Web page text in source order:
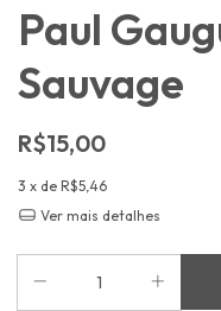
Paul
Sauvage
R$15,00
3 x de R$5,46
Ver mais detalhes